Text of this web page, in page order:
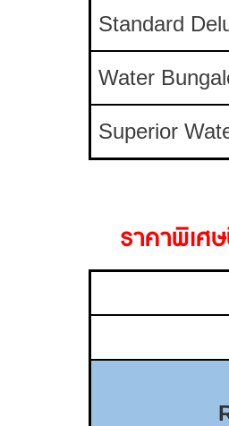
Standard
Water
Superior
ราคาพิเศ